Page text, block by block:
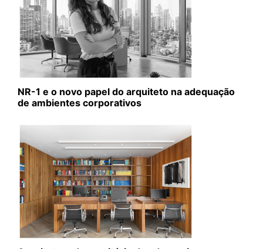
NR-1 e o novo papel do arquiteto na adequação
de ambientes corporativos